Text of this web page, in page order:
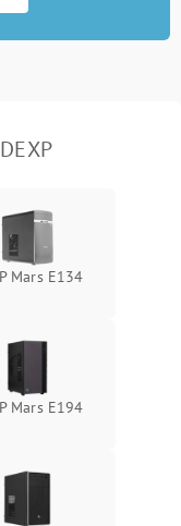
Mars E134
Mars E194